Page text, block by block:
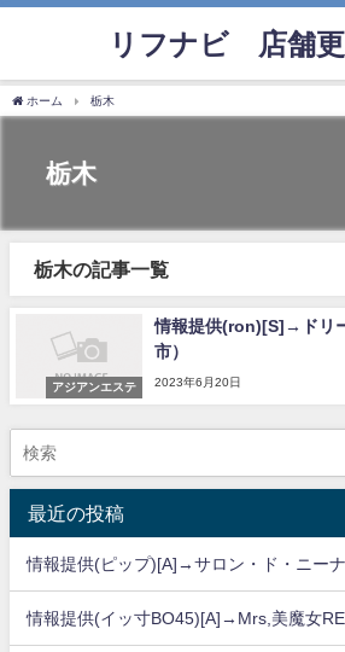
リフナビ®店舗
ホーム 栃木
栃木
栃木の記事一覧
アジアンエステ
情報提供(ron)[S]→ドリ
市）
2023年6月20日
最近の投稿
情報提供(ピップ)[A]→サロン・ド・ニー
情報提供(イッ寸BO45)[A]→Mrs,美魔女